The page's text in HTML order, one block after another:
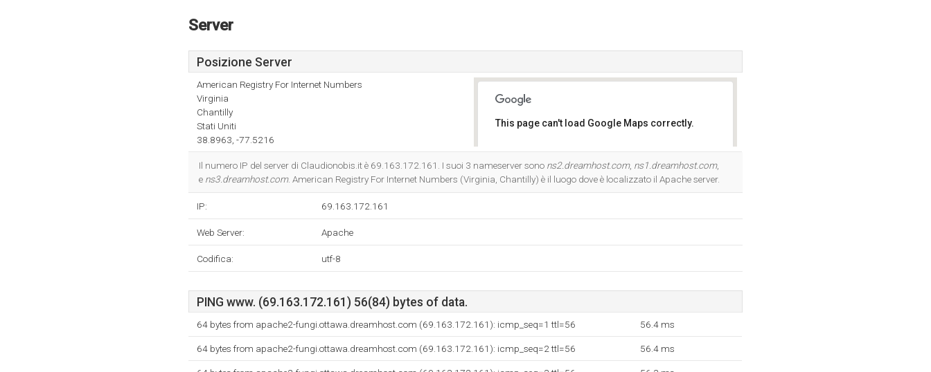
Server
Posizione Server
American Registry For Internet Numbers
Virginia
Chantilly
Stati Uniti
38.8963, -77.5216
This page can't load Google Maps correctly.
Il numero IP del server di Claudionobis.it è 69.163.172.161. I suoi 3 nameserver sono ns2.dreamhost.com, ns1.dreamhost.com,
e ns3.dreamhost.com. American Registry For Internet Numbers (Virginia, Chantilly) è il luogo dove è localizzato il Apache server.
IP: 69.163.172.161
Web Server: Apache
Codifica: utf-8
PING www. (69.163.172.161) 56(84) bytes of data.
64 bytes from apache2-fungi.ottawa.dreamhost.com (69.163.172.161): icmp_seq=1 ttl=56 56.4 ms
64 bytes from apache2-fungi.ottawa.dreamhost.com (69.163.172.161): icmp_seq=2 ttl=56 56.4 ms